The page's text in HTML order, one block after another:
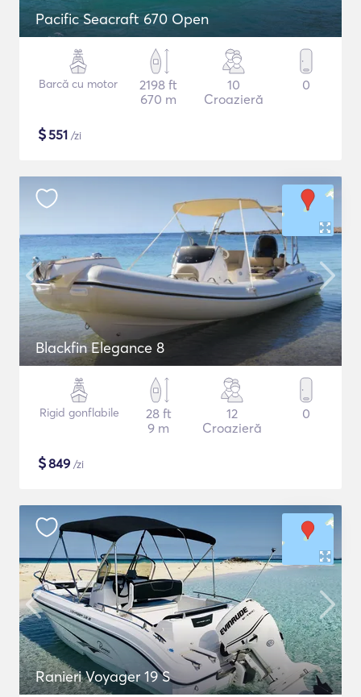
Pacific Seacraft 670 Open
Barcă cu motor
2198 ft
670 m
10
Croazieră
0
$551 /zi
Blackfin Elegance 8
Rigid gonflabile
28 ft
9 m
12
Croazieră
0
$849 /zi
Ranieri Voyager 19 S